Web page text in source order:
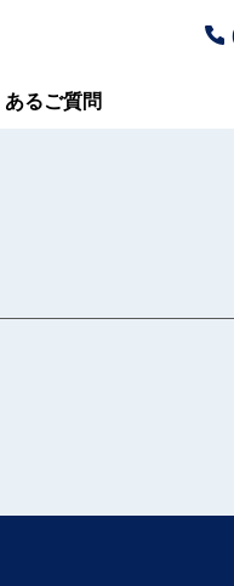
あるご質問